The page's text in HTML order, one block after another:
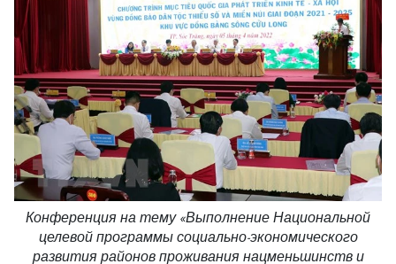
Конференция на тему «Выполнение Национальной
целевой программы социально-экономического
развития районов проживания нацменьшинств и